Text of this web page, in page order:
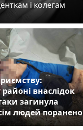
і колегам
внаслідок
загинула
людей поранено